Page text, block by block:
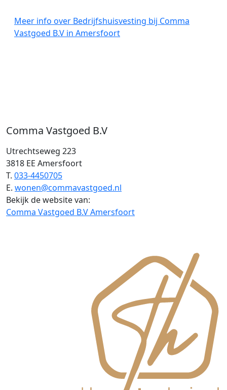
Comma Vastgoed B.V
Utrechtseweg 223
3818 EE Amersfoort
T. 033-4450705
E. wonen@commavastgoed.nl
Bekijk de website van:
Comma Vastgoed B.V Amersfoort
Meer info over Bedrijfshuisvesting bij Comma
Vastgoed B.V in Amersfoort